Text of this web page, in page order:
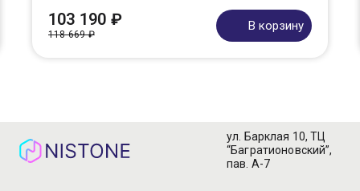
103 190 ₽
118 669 ₽
В корзину
ул. Барклая 10, ТЦ
“Багратионовский”,
пав. А-7